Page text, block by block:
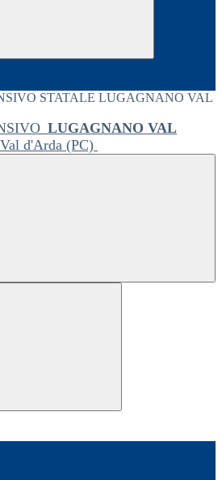
LUGAGNANO VAL
d'Arda (PC)